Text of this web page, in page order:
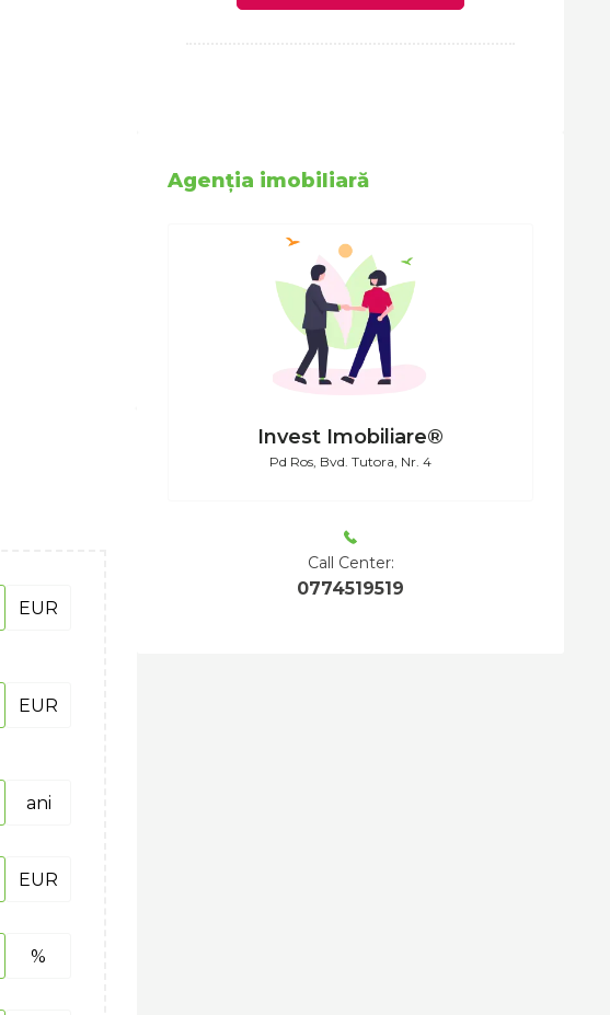
EUR
EUR
ani
EUR
%
Agenția imobiliară
Invest Imobiliare®
Pd Ros, Bvd. Tutora, Nr. 4
Call Center:
0774519519